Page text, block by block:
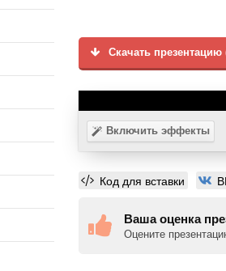
Скачать презентацию
Включить эффекты
Код для вставки
Ваша оценка
Оцените